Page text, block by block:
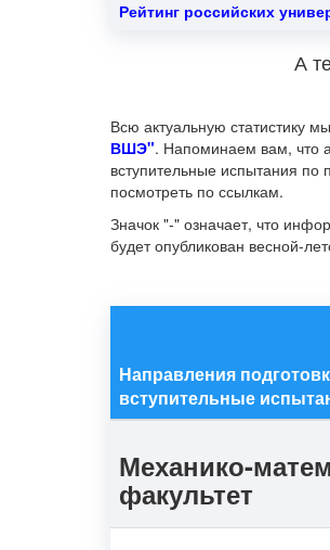
Рейтинг российских
А
Всю актуальную статистику
ВШЭ". Напоминаем вам, что
вступительные испытания
посмотреть по ссылкам.
Значок "-" означает, что
будет опубликован весной-
Направления
вступительные
Механико-
факультет